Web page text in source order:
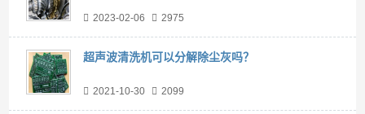
2023-02-06 2975
超声波清洗机可以分解除尘灰吗？
2021-10-30 2099